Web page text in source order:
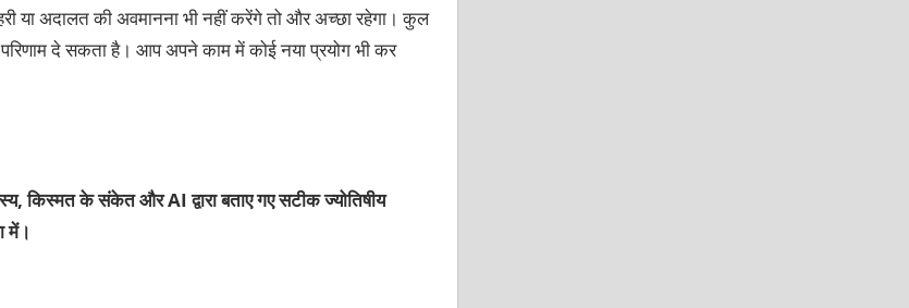
या अदालत की अवमानना भी नहीं करेंगे तो और अच्छा रहेगा। कुल
दे सकता है। आप अपने काम में कोई नया प्रयोग भी कर
के संकेत और AI द्वारा बताए गए सटीक ज्योतिषीय
में।